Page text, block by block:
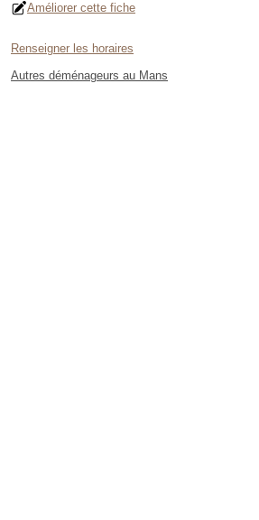
Améliorer cette fiche
Renseigner les horaires
Autres déménageurs au Mans